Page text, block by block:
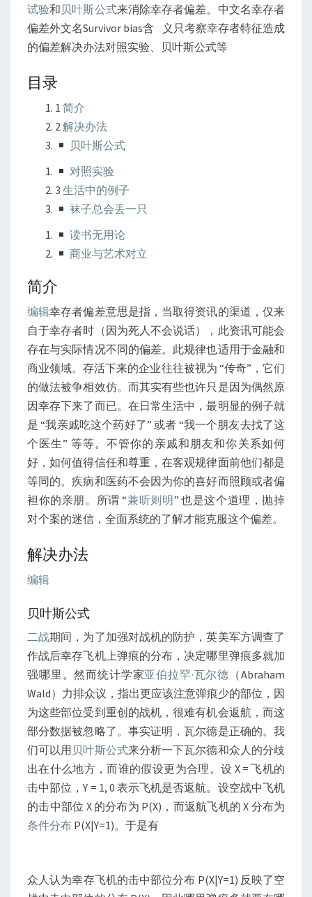
试验和 贝叶斯公式来消除幸存者偏差。中文名幸存者
偏差外文名Survivor bias含 义只考察幸存者特征造成
的偏差解决办法对照实验、贝叶斯公式等
目录
1 简介
2解决办法
贝叶斯公式
对照实验
3 生活中的例子
袜子总会丢一只
读书无用论
商业与艺术对立
简介
编辑幸存者偏差意思是指，当取得资讯的渠道，仅来
自于幸存者时（因为死人不会说话），此资讯可能会
存在与实际情况不同的偏差。此规律也适用于金融和
商业领域。存活下来的企业往往被视为 “传奇”，它们
的做法被争相效仿。而其实有些也许只是因为偶然原
因幸存下来了而已。在日常生活中，最明显的例子就
是 “我亲戚吃这个药好了” 或者 “我一个朋友去找了这
个医生” 等等。不管你的亲戚和朋友和你关系如何
好，如何值得信任和尊重，在客观规律面前他们都是
等同的。疾病和医药不会因为你的喜好而照顾或者偏
袒你的亲朋。所谓 “兼听则明” 也是这个道理，抛掉
对个案的迷信，全面系统的了解才能克服这个偏差。
解决办法
编辑
贝叶斯公式
二战期间，为了加强对战机的防护，英美军方调查了
作战后幸存飞机上弹痕的分布，决定哪里弹痕多就加
强哪里。然而统计学家亚伯拉罕·瓦尔德 （Abraham
Wald）力排众议，指出更应该注意弹痕少的部位，因
为这些部位受到重创的战机，很难有机会返航，而这
部分数据被忽略了。事实证明，瓦尔德是正确的。我
们可以用 贝叶斯公式来分析一下瓦尔德和众人的分歧
出在什么地方，而谁的假设更为合理。设 X = 飞机的
击中部位，Y = 1, 0 表示飞机是否返航。设空战中飞机
的击中部位 X 的分布为 P(X)，而返航飞机的 X 分布为
条件分布 P(X|Y=1)。于是有
众人认为幸存飞机的击中部位分布 P(X|Y=1) 反映了空